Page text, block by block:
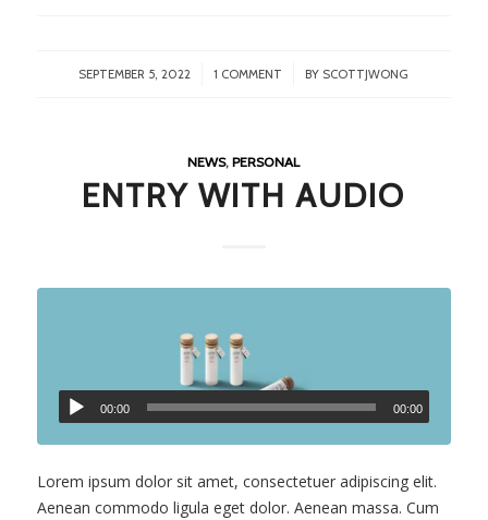
SEPTEMBER 5, 2022
/ 1 COMMENT
/ BY SCOTTJWONG
NEWS,PERSONAL
ENTRY WITH AUDIO
00:00 00:00
Lorem ipsum dolor sit amet, consectetuer adipiscing elit.
Aenean commodo ligula eget dolor. Aenean massa. Cum